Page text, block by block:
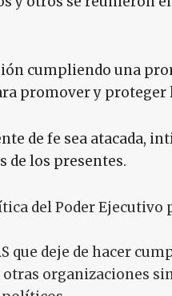
cumpliendo una
promover y
de fe sea atacada,
de los presentes.
del Poder
que deje de hacer
organizaciones